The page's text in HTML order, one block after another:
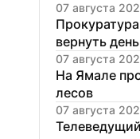
07 августа
вернуть
07 августа
На Ямале
лесов
07 августа